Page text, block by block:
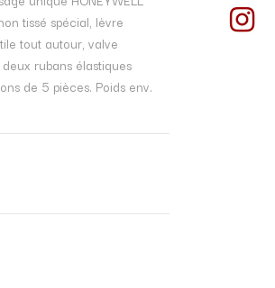
tissé spécial, lèvre
tout autour, valve
rubans élastiques
de 5 pièces. Poids env.